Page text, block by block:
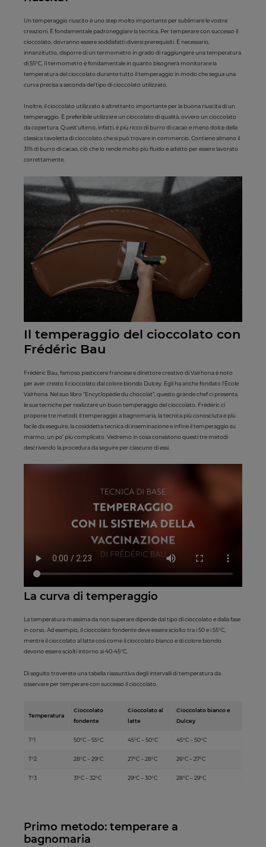
Un temperaggio riuscito è uno step molto importante per sublimare le vostre
creazioni. È fondamentale padroneggiare la tecnica. Per temperare con successo il
cioccolato, dovranno essere soddisfatti diversi prerequisiti. È necessario,
innanzitutto, disporre di un termometro in grado di raggiungere una temperatura
di 55°C. Il termometro è fondamentale in quanto bisognerà monitorare la
temperatura del cioccolato durante tutto il temperaggio in modo che segua una
curva precisa a seconda del tipo di cioccolato utilizzato.
Inoltre, il cioccolato utilizzato è altrettanto importante per la buona riuscita di un
temperaggio. È preferibile utilizzare un cioccolato di qualità, ovvero un cioccolato
da copertura. Quest'ultimo, infatti, è più ricco di burro di cacao e meno dolce della
classica tavoletta di cioccolato che si può trovare in commercio. Contiene almeno il
31% di burro di cacao, ciò che lo rende molto più fluido e adatto per essere lavorato
correttamente.
Il temperaggio del cioccolato con
Frédéric Bau
Frédéric Bau, famoso pasticcere francese e direttore creativo di Valrhona è noto
per aver creato il cioccolato dal colore biondo Dulcey. Egli ha anche fondato l’École
Valrhona. Nel suo libro “Encyclopédie du chocolat”, questo grande chef ci presenta
le sue tecniche per realizzare un buon temperaggio del cioccolato. Frédéric ci
propone tre metodi: il temperaggio a bagnomaria, la tecnica più conosciuta e più
facile da eseguire, la cosiddetta tecnica di inseminazione e infine il temperaggio su
marmo, un po’ più complicato. Vedremo in cosa consistono questi tre metodi
descrivendo la procedura da seguire per ciascuno di essi.
La curva di temperaggio
La temperatura massima da non superare dipende dal tipo di cioccolato e dalla fase
in corso. Ad esempio, il cioccolato fondente deve essere sciolto tra i 50 e i 55°C,
mentre il cioccolato al latte così come il cioccolato bianco e di colore biondo
devono essere sciolti intorno ai 40-45°C.
Di seguito troverete una tabella riassuntiva degli intervalli di temperatura da
osservare per temperare con successo il cioccolato.
Temperatura
Cioccolato
fondente
Cioccolato al
latte
Cioccolato bianco e
Dulcey
T°1 50°C – 55°C 45°C – 50°C 45°C – 50°C
T°2 28°C – 29°C 27°C – 28°C 26°C – 27°C
T°3 31°C – 32°C 29°C – 30°C 28°C – 29°C
Primo metodo: temperare a
bagnomaria